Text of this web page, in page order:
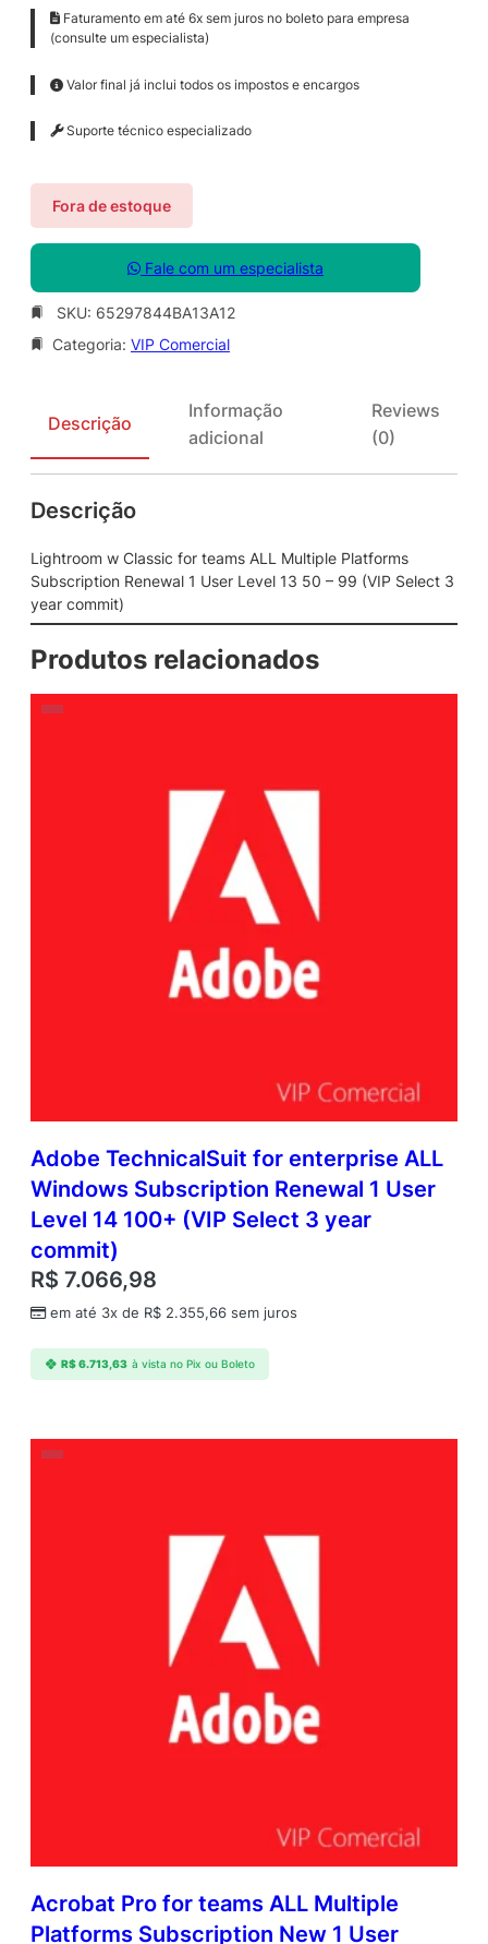
Faturamento em até 6x sem juros no boleto para empresa
(consulte um especialista)
Valor final já inclui todos os impostos e encargos
Suporte técnico especializado
Fora de estoque
Fale com um especialista
SKU: 65297844BA13A12
Categoria: VIP Comercial
Descrição
Informação
adicional
Reviews
(0)
Descrição
Lightroom w Classic for teams ALL Multiple Platforms
Subscription Renewal 1 User Level 13 50 – 99 (VIP Select 3
year commit)
Produtos relacionados
Adobe TechnicalSuit for enterprise ALL
Windows Subscription Renewal 1 User
Level 14 100+ (VIP Select 3 year
commit)
R$ 7.066,98
em até 3x de R$ 2.355,66 sem juros
R$6.713,63 à vista no Pix ou Boleto
Acrobat Pro for teams ALL Multiple
Platforms Subscription New 1 User